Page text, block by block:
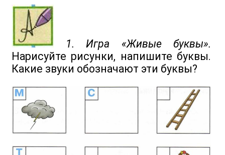
1. Игра «Живые буквы».
Нарисуйте рисунки, напишите буквы.
Какие звуки обозначают эти буквы?